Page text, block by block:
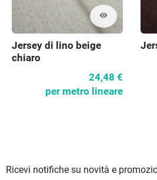
visibility
Jersey di lino beige
chiaro
24,48 €
per metro lineare
Ricevi notifiche su novità e